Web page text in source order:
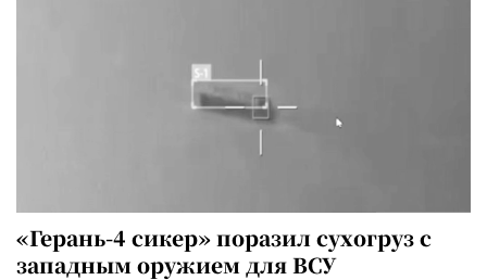
«Герань-4 сикер» поразил сухогруз с
западным оружием для ВСУ